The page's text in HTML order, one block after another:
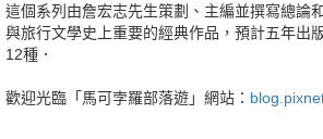
這個系列由詹宏志先生策劃、主編並撰寫總論
與旅行文學史上重要的經典作品，預計五年出
12種．
歡迎光臨「馬可孛羅部落遊」網站：